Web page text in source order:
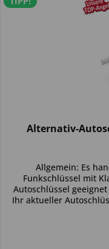
Alternativ-
Allgemein: Es
Funkschlüssel mit
Autoschlüssel
Ihr aktueller